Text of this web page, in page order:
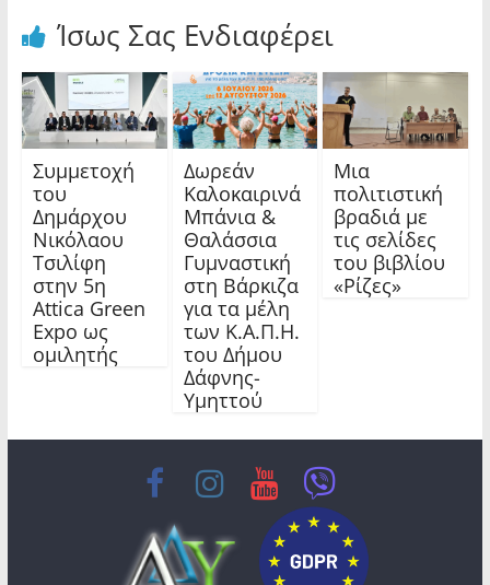
Ίσως Σας Ενδιαφέρει
Συμμετοχή
του
Δημάρχου
Νικόλαου
Τσιλίφη
στην 5η
Attica Green
Expo ως
ομιλητής
Δωρεάν
Καλοκαιρινά
Μπάνια &
Θαλάσσια
Γυμναστική
στη Βάρκιζα
για τα μέλη
των Κ.Α.Π.Η.
του Δήμου
Δάφνης-
Υμηττού
Μια
πολιτιστική
βραδιά με
τις σελίδες
του βιβλίου
«Ρίζες»